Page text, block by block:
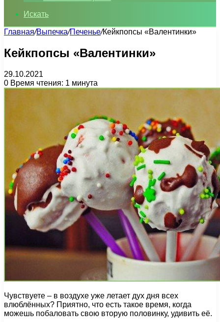
Искать
Главная/Выпечка/Печенье/Кейкпопсы «Валентинки»
Кейкпопсы «Валентинки»
29.10.2021
0 Время чтения: 1 минута
Чувствуете – в воздухе уже летает дух дня всех
влюблённых? Приятно, что есть такое время, когда
можешь побаловать свою вторую половинку, удивить её.